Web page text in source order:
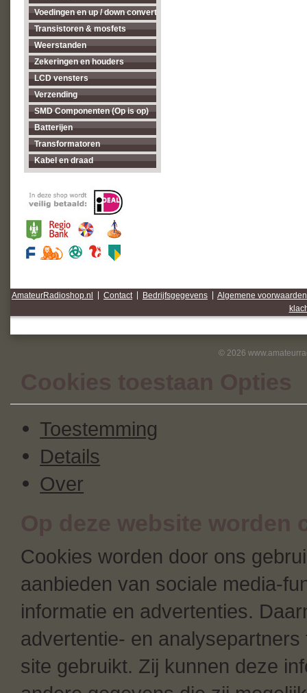
Voedingen en up / down converters
Transistoren & mosfets
Weerstanden
Zekeringen en houders
LCD vensters
Verzending
SMD Componenten (Op is op)
Batterijen
Transformatoren
Kabel en draad
AmateurRadioshop.nl Contact Bedrijfsgegevens
Algemene voorwaarden
© 2026
Cookies toestaan Opties
Toestemming
Details
Over
Op deze website worden
Cookies worden door ons
aanbieden van sociale media-
informatie en advertenties.
advertentie- en
site gebruikt. Zij kunnen deze